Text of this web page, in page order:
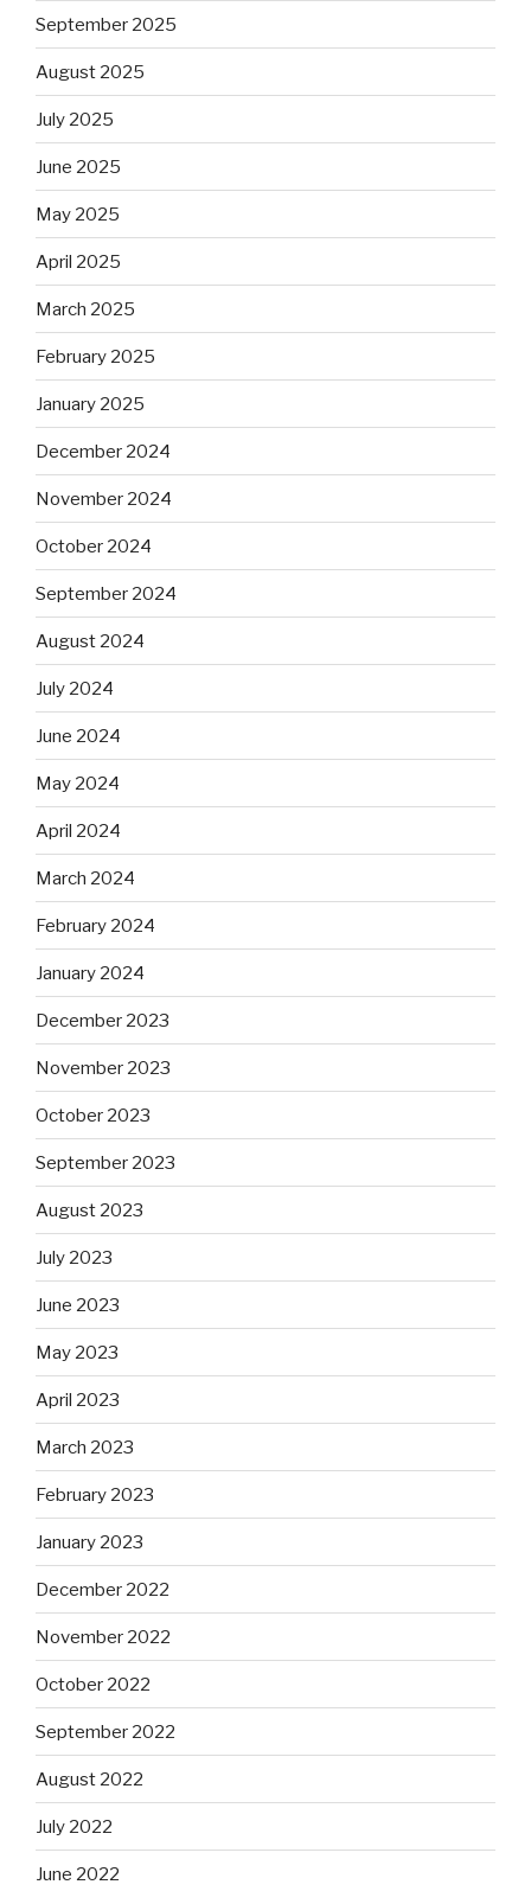
September 2025
August 2025
July 2025
June 2025
May 2025
April 2025
March 2025
February 2025
January 2025
December 2024
November 2024
October 2024
September 2024
August 2024
July 2024
June 2024
May 2024
April 2024
March 2024
February 2024
January 2024
December 2023
November 2023
October 2023
September 2023
August 2023
July 2023
June 2023
May 2023
April 2023
March 2023
February 2023
January 2023
December 2022
November 2022
October 2022
September 2022
August 2022
July 2022
June 2022